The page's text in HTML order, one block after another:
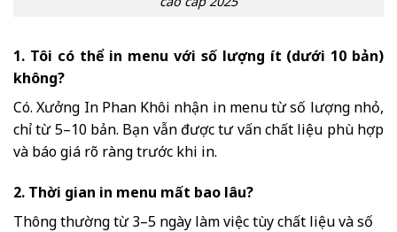
1. Tôi có thể in menu với số lượng ít (dưới 10 bản)
không?
Có. Xưởng In Phan Khôi nhận in menu từ số lượng nhỏ,
chỉ từ 5–10 bản. Bạn vẫn được tư vấn chất liệu phù hợp
và báo giá rõ ràng trước khi in.
2. Thời gian in menu mất bao lâu?
Thông thường từ 3–5 ngày làm việc tùy chất liệu và số